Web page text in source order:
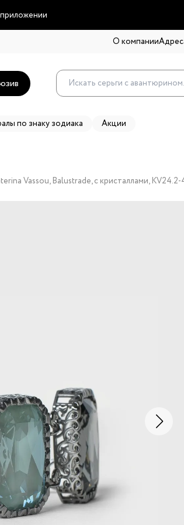
О компании
по знаку зодиака Акции
Vassou, Balustrade, с кристаллами,